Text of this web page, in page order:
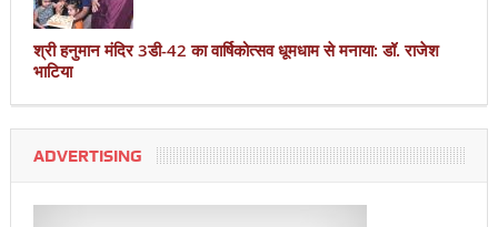
श्री हनुमान मंदिर 3डी-42 का वार्षिकोत्सव धूमधाम से मनाया: डॉ. राजेश
भाटिया
ADVERTISING